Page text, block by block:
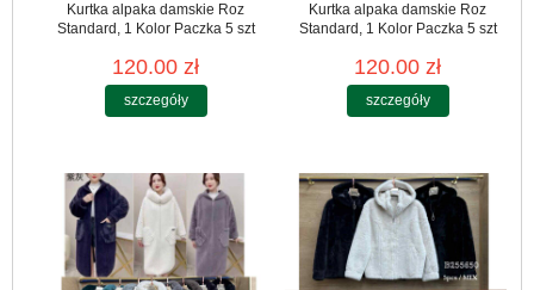
Kurtka alpaka damskie Roz
Standard, 1 Kolor Paczka 5 szt
120.00 zł
szczegóły
Kurtka alpaka damskie Roz
Standard, 1 Kolor Paczka 5 szt
120.00 zł
szczegóły